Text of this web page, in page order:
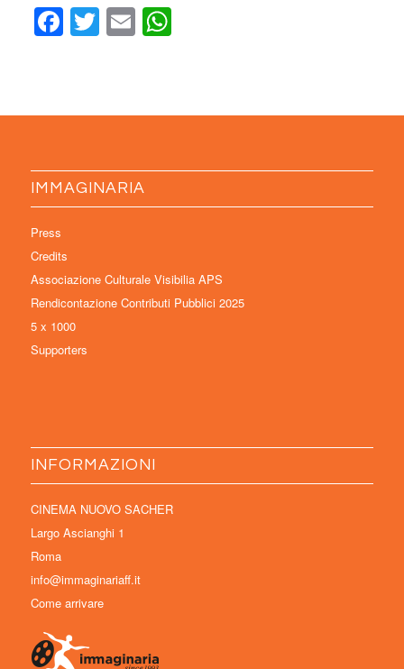
Facebook
Twitter
EmailWhatsApp
IMMAGINARIA
Press
Credits
Associazione Culturale Visibilia APS
Rendicontazione Contributi Pubblici 2025
5 x 1000
Supporters
INFORMAZIONI
CINEMA NUOVO SACHER
Largo Ascianghi 1
Roma
info@immaginariaff.it
Come arrivare